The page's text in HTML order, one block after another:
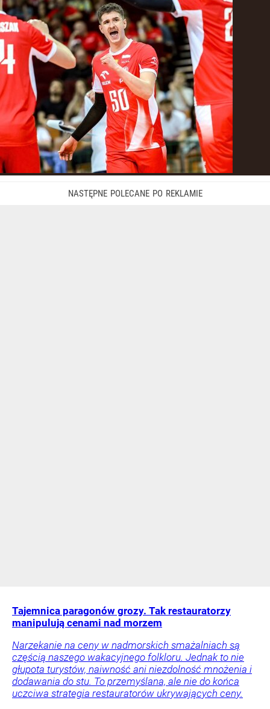
Tajemnica paragonów grozy. Tak restauratorzy
manipulują cenami nad morzem
Narzekanie na ceny w nadmorskich smażalniach są
częścią naszego wakacyjnego folkloru. Jednak to nie
głupota turystów, naiwność ani niezdolność mnożenia i
dodawania do stu. To przemyślana, ale nie do końca
uczciwa strategia restauratorów ukrywających ceny.